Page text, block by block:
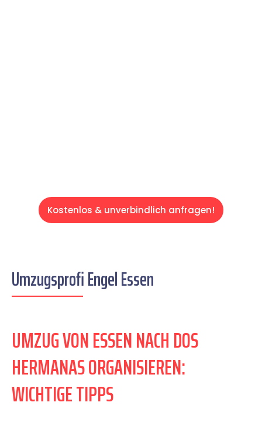
Kostenlos & unverbindlich anfragen!
Umzugsprofi Engel Essen
UMZUG VON ESSEN NACH DOS
HERMANAS ORGANISIEREN:
WICHTIGE TIPPS